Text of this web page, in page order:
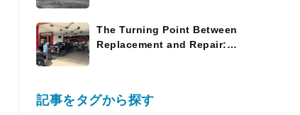
The Turning Point Between
Replacement and Repair:
記事をタグから探す